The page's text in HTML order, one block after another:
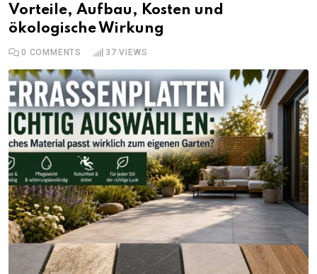
Vorteile, Aufbau, Kosten und
ökologische Wirkung
0 COMMENTS 37 VIEWS